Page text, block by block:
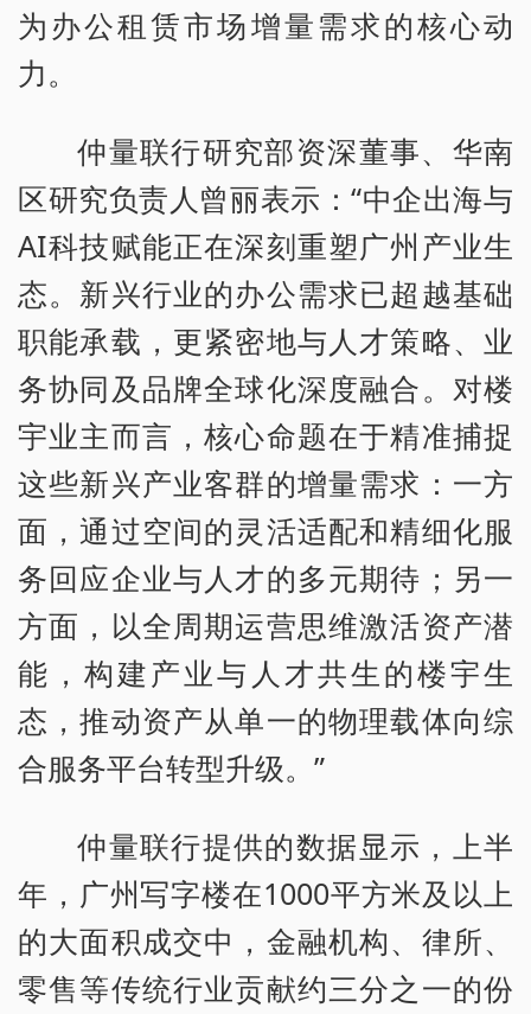
为办公租赁市场增量需求的核心动
力。
仲量联行研究部资深董事、华南
区研究负责人曾丽表示：“中企出海与
AI科技赋能正在深刻重塑广州产业生
态。新兴行业的办公需求已超越基础
职能承载，更紧密地与人才策略、业
务协同及品牌全球化深度融合。对楼
宇业主而言，核心命题在于精准捕捉
这些新兴产业客群的增量需求：一方
面，通过空间的灵活适配和精细化服
务回应企业与人才的多元期待；另一
方面，以全周期运营思维激活资产潜
能，构建产业与人才共生的楼宇生
态，推动资产从单一的物理载体向综
合服务平台转型升级。”
仲量联行提供的数据显示，上半
年，广州写字楼在1000平方米及以上
的大面积成交中，金融机构、律所、
零售等传统行业贡献约三分之一的份